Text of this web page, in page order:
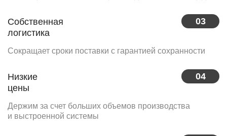
03
Собственная
логистика
Сокращает сроки поставки с гарантией сохранности
04
Низкие
цены
Держим за счет больших объемов производства
и выстроенной системы